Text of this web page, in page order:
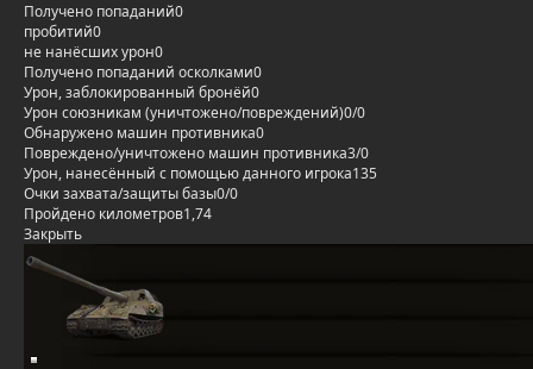
Получено попаданий0
пробитий0
не нанёсших урон0
Получено попаданий осколками0
Урон, заблокированный бронёй0
Урон союзникам (уничтожено/повреждений)0/0
Обнаружено машин противника0
Повреждено/уничтожено машин противника3/0
Урон, нанесённый с помощью данного игрока135
Очки захвата/защиты базы0/0
Пройдено километров1,74
Закрыть